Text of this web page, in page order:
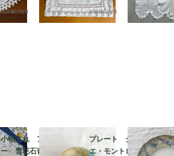
soracoya soracoya
小物入れ アラバスタ
ー 雪花石膏 イタリ
プレート クレイユ・
エ・モントロー 平皿 蔦